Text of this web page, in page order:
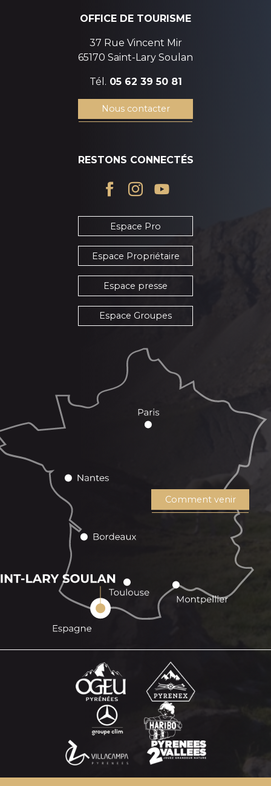
OFFICE DE TOURISME
37 Rue Vincent Mir
65170 Saint-Lary Soulan
Tél. 05 62 39 50 81
Nous contacter
RESTONS CONNECTÉS
Espace Pro
Espace Propriétaire
Espace presse
Espace Groupes
Comment venir